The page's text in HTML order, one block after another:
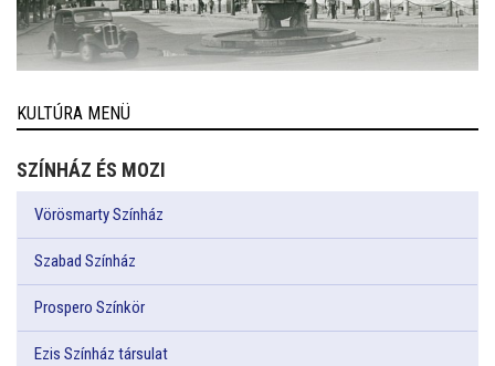
KULTÚRA MENÜ
SZÍNHÁZ ÉS MOZI
Vörösmarty Színház
Szabad Színház
Prospero Színkör
Ezis Színház társulat